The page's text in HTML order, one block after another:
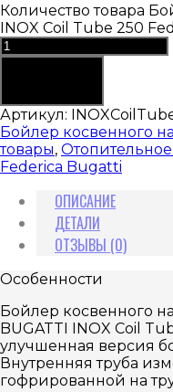
Количество товара
INOX Coil Tube 250
Артикул:
Бойлер косвенного
товары,
Federica Bugatti
ОПИСАНИЕ
ДЕТАЛИ
ОТЗЫВЫ (0)
Особенности
Бойлер косвенного
BUGATTI INOX Coil
улучшенная версия
Внутренняя труба
гофрированной на